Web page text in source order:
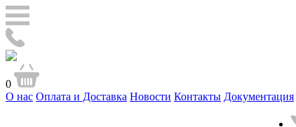
0
О нас Оплата и Доставка Новости Контакты Документация